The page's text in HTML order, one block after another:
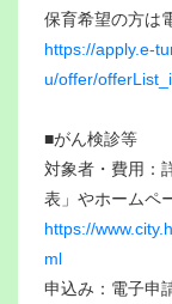
保育希望の方は
https://apply.e-
u/offer/
■がん検診等
対象者・費用：
表」やホームペ
https://
ml
申込み：電子申